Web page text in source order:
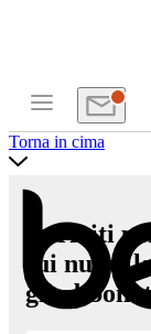
Torna in cima
Iscriviti
sui nuovi
gli